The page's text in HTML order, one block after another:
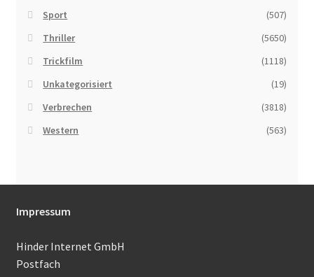
Sport
(507)
Thriller
(5650)
Trickfilm
(1118)
Unkategorisiert
(19)
Verbrechen
(3818)
Western
(563)
Impressum
Hinder Internet GmbH
Postfach